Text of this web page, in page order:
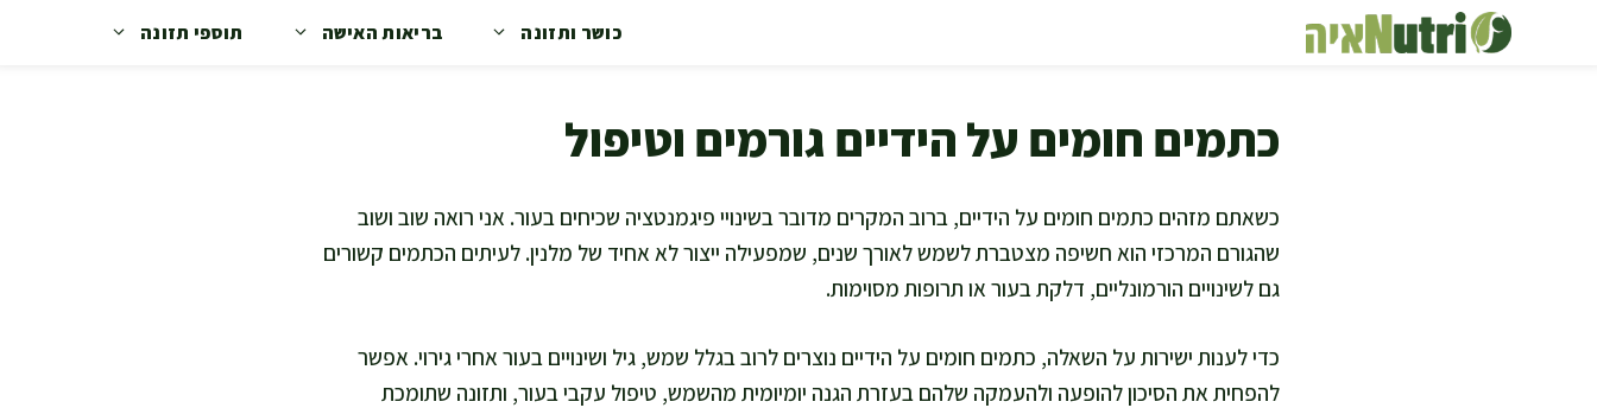
כושר ותזונה בריאות האישה תוספי תזונה
כתמים חומים על הידיים גורמים וטיפול
כשאתם מזהים כתמים חומים על הידיים, ברוב המקרים מדובר בשינויי פיגמנטציה שכיחים בעור. אני רואה שוב ושוב
שהגורם המרכזי הוא חשיפה מצטברת לשמש לאורך שנים, שמפעילה ייצור לא אחיד של מלנין. לעיתים הכתמים קשורים
גם לשינויים הורמונליים, דלקת בעור או תרופות מסוימות.
כדי לענות ישירות על השאלה, כתמים חומים על הידיים נוצרים לרוב בגלל שמש, גיל ושינויים בעור אחרי גירוי. אפשר
להפחית את הסיכון להופעה ולהעמקה שלהם בעזרת הגנה יומיומית מהשמש, טיפול עקבי בעור, ותזונה שתומכת